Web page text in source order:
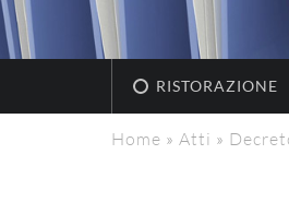
RISTORAZIONE
Home » Atti »